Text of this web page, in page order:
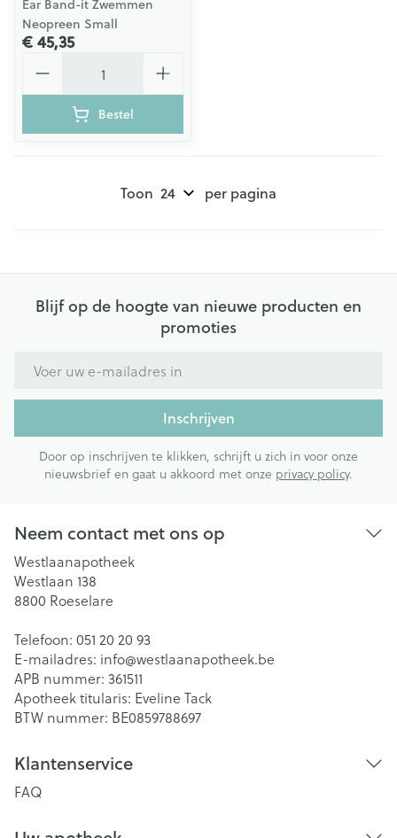
Ear Band-it Zwemmen
Neopreen Small
€ 45,35
Bestel
Toon per pagina
Blijf op de hoogte van nieuwe producten en
promoties
Inschrijven
Door op inschrijven te klikken, schrijft u zich in voor onze
nieuwsbrief en gaat u akkoord met onze privacy policy.
Neem contact met ons op
Westlaanapotheek
Westlaan 138
8800 Roeselare
Telefoon: 051 20 20 93
E-mailadres: info@westlaanapotheek.be
APB nummer: 361511
Apotheek titularis: Eveline Tack
BTW nummer: BE0859788697
Klantenservice
FAQ